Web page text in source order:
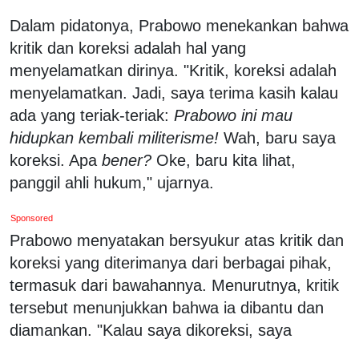
Dalam pidatonya, Prabowo menekankan bahwa
kritik dan koreksi adalah hal yang
menyelamatkan dirinya. "Kritik, koreksi adalah
menyelamatkan. Jadi, saya terima kasih kalau
ada yang teriak-teriak: Prabowo ini mau
hidupkan kembali militerisme! Wah, baru saya
koreksi. Apa bener? Oke, baru kita lihat,
panggil ahli hukum," ujarnya.
Sponsored
Prabowo menyatakan bersyukur atas kritik dan
koreksi yang diterimanya dari berbagai pihak,
termasuk dari bawahannya. Menurutnya, kritik
tersebut menunjukkan bahwa ia dibantu dan
diamankan. "Kalau saya dikoreksi, saya